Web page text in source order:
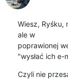
Wiesz, Ryśku,
ale w
poprawionej
"wysłać ich
Czyli nie